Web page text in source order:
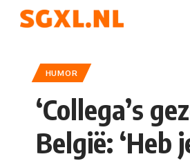
HUMOR
‘Collega’s
België: ‘Heb